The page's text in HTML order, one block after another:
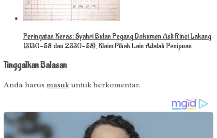
Peringatan Keras: Syahri Bulan Pegang Dokumen Asli Rinci Lakang
(3130-58 dan 2330-58), Klaim Pihak Lain Adalah Penipuan
Tinggalkan Balasan
Anda harus masuk untuk berkomentar.